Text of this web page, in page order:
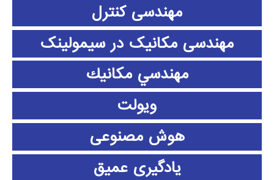
مهندسی کنترل
مهندسی مکانیک در سیمولینک
مهندسي مكانيك
ویولت
هوش مصنوعی
یادگیری عمیق